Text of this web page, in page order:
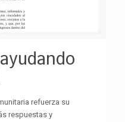
refuerza su
respuestas y